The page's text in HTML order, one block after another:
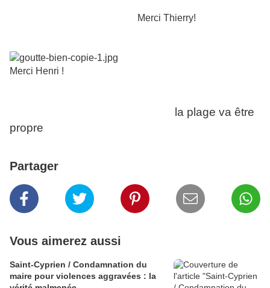
Merci Thierry!
Merci Henri !
la plage va être
propre
Partager
Vous aimerez aussi
Saint-Cyprien / Condamnation du
maire pour violences aggravées : la